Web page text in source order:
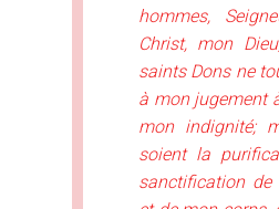
hommes,
Christ, mon
saints Dons ne
à mon jugement
mon indignité;
soient la
sanctification